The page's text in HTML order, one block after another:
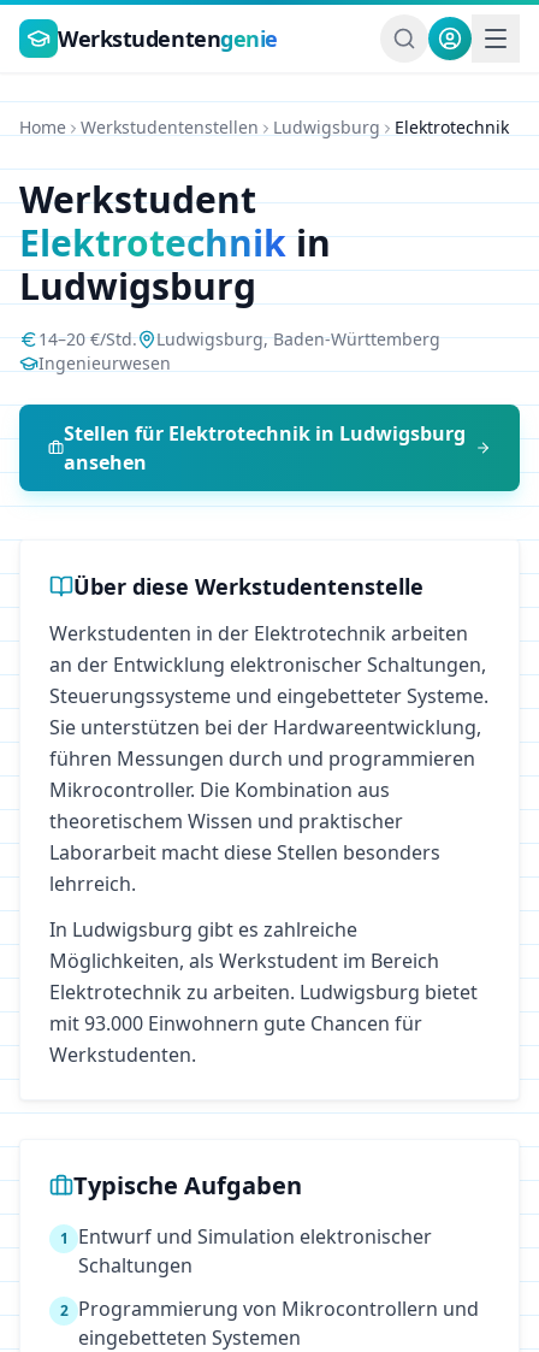
Zum Hauptinhalt springen
Werkstudentengenie
Home Werkstudentenstellen Ludwigsburg Elektrotechnik
Werkstudent
Elektrotechnikin
Ludwigsburg
14–20€/Std. Ludwigsburg,Baden-Württemberg
Ingenieurwesen
Stellen für Elektrotechnik in Ludwigsburg
ansehen
Über diese Werkstudentenstelle
Werkstudenten in der Elektrotechnik arbeiten
an der Entwicklung elektronischer Schaltungen,
Steuerungssysteme und eingebetteter Systeme.
Sie unterstützen bei der Hardwareentwicklung,
führen Messungen durch und programmieren
Mikrocontroller. Die Kombination aus
theoretischem Wissen und praktischer
Laborarbeit macht diese Stellen besonders
lehrreich.
In Ludwigsburg gibt es zahlreiche
Möglichkeiten, als Werkstudent im Bereich
Elektrotechnik zu arbeiten. Ludwigsburg bietet
mit 93.000 Einwohnern gute Chancen für
Werkstudenten.
Typische Aufgaben
1
Entwurf und Simulation elektronischer
Schaltungen
2 Programmierung von Mikrocontrollern und
eingebetteten Systemen